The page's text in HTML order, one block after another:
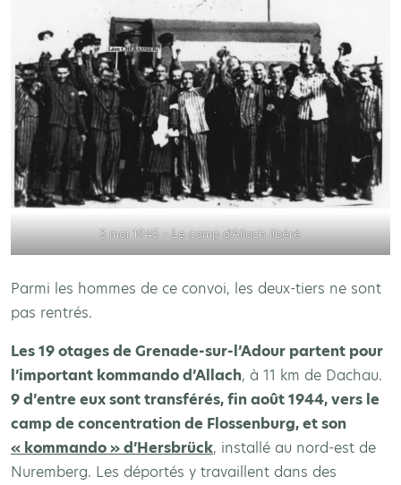
3 mai 1945 – Le camp d’Allach libéré
Parmi les hommes de ce convoi, les deux-tiers ne sont
pas rentrés.
Les 19 otages de Grenade-sur-l’Adour partent pour
l’important kommando d’Allach, à 11 km de Dachau.
9 d’entre eux sont transférés, fin août 1944, vers le
camp de concentration de Flossenburg, et son
« kommando » d’Hersbrück, installé au nord-est de
Nuremberg. Les déportés y travaillent dans des